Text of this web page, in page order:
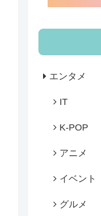
エンタメ
IT
K-POP
アニメ
イベント
グルメ